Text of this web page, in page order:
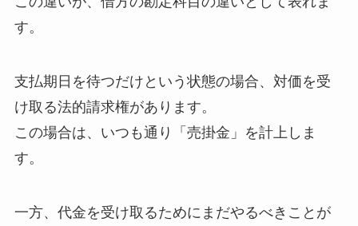
す。
支払期日を待つだけという状態の場合、対価を受
け取る法的請求権があります。
この場合は、いつも通り「売掛金」を計上しま
す。
一方、代金を受け取るためにまだやるべきことが